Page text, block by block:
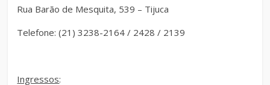
Rua Barão de Mesquita, 539 – Tijuca
Telefone: (21) 3238-2164 / 2428 / 2139
Ingressos: